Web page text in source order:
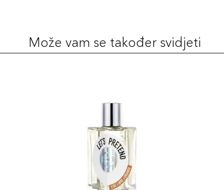
Može vam se također svidjeti